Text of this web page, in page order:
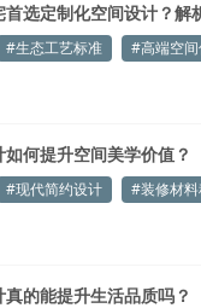
首选定制化空间设计？解
#生态工艺标准 #高端空
何提升空间美学价值？
#现代简约设计 #装修材
的能提升生活品质吗？